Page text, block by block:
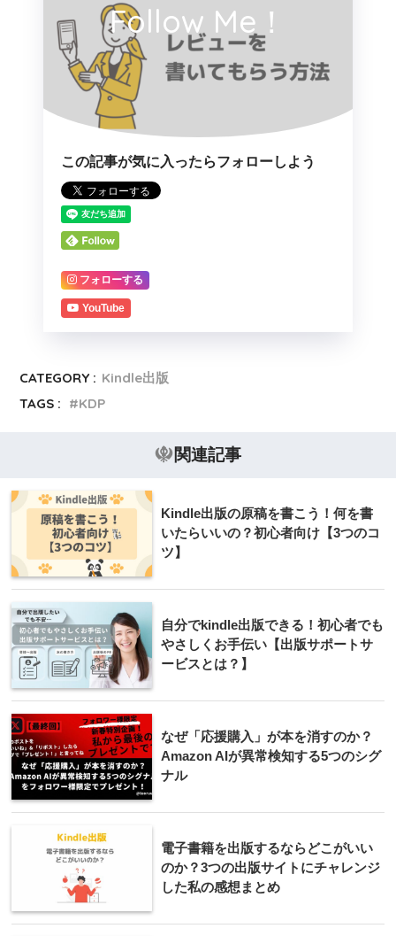
Follow Me！
この記事が気に入ったらフォローしよう
フォローする
YouTube
CATEGORY : Kindle出版
TAGS :
KDP
関連記事
Kindle出版の原稿を書こう！何を書
いたらいいの？初心者向け【3つのコ
ツ】
自分でkindle出版できる！初心者でも
やさしくお手伝い【出版サポートサ
ービスとは？】
なぜ「応援購入」が本を消すのか？
Amazon AIが異常検知する5つのシグ
ナル
電子書籍を出版するならどこがいい
のか？3つの出版サイトにチャレンジ
した私の感想まとめ